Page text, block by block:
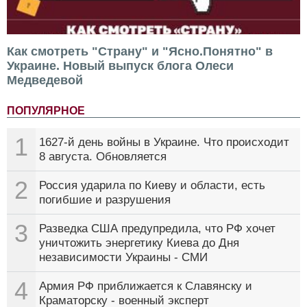
Как смотреть "Страну" и "Ясно.Понятно" в
Украине. Новый выпуск блога Олеси
Медведевой
ПОПУЛЯРНОЕ
1
1627-й день войны в Украине. Что происходит
8 августа. Обновляется
2
Россия ударила по Киеву и области, есть
погибшие и разрушения
3
Разведка США предупредила, что РФ хочет
уничтожить энергетику Киева до Дня
независимости Украины - СМИ
4
Армия РФ приближается к Славянску и
Краматорску - военный эксперт